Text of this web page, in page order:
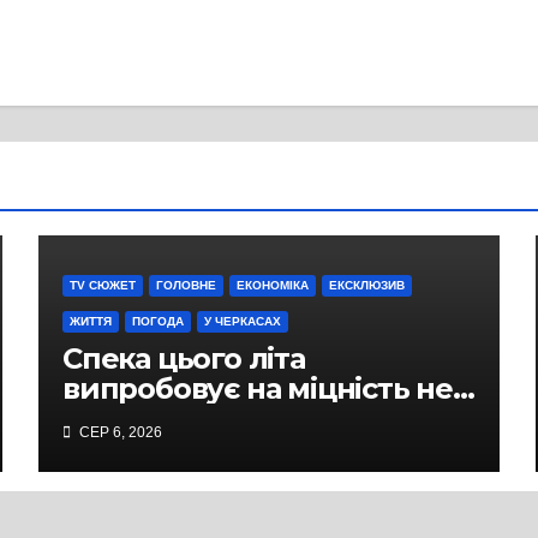
TV СЮЖЕТ ГОЛОВНЕ ЕКОНОМІКА ЕКСКЛЮЗИВ
ЖИТТЯ ПОГОДА У ЧЕРКАСАХ
Спека цього літа
випробовує на міцність не
лише людей, а й дороги
Черкас
СЕР 6, 2026